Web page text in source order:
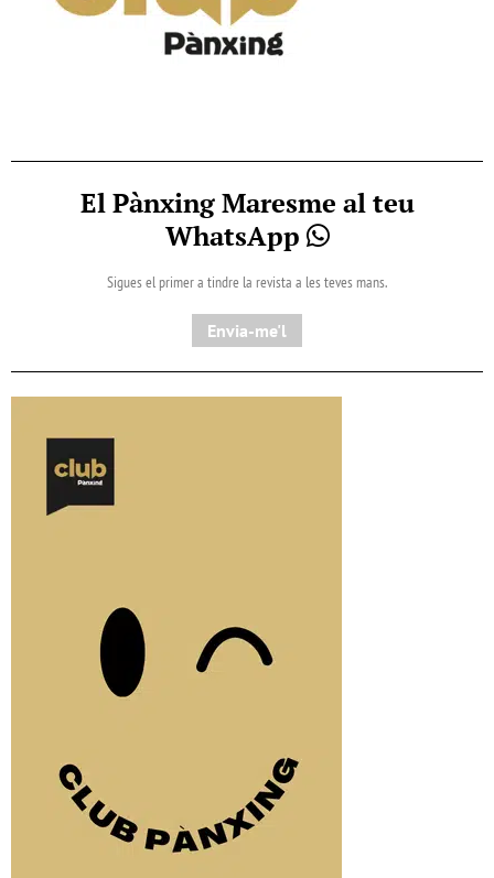
El Pànxing Maresme al teu
WhatsApp
Sigues el primer a tindre la revista a les teves mans.
Envia-me'l